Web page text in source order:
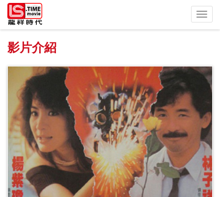
影片介紹